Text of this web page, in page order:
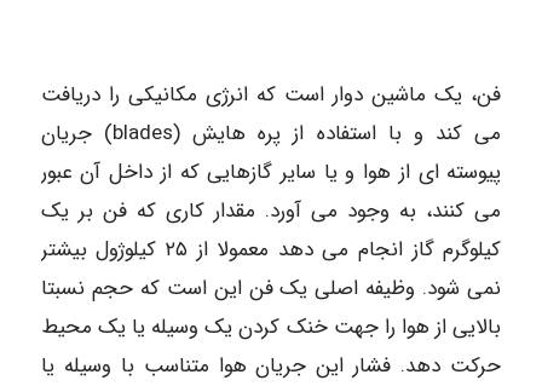
فن، یک ماشین دوار است که انرژی مکانیکی را دریافت
می کند و با استفاده از پره هایش (blades) جریان
پیوسته ای از هوا و یا سایر گازهایی که از داخل آن عبور
می کنند، به وجود می آورد. مقدار کاری که فن بر یک
کیلوگرم گاز انجام می دهد معمولا از ۲۵ کیلوژول بیشتر
نمی شود. وظیفه اصلی یک فن این است که حجم نسبتا
بالایی از هوا را جهت خنک کردن یک وسیله یا یک محیط
حرکت دهد. فشار این جریان هوا متناسب با وسیله یا